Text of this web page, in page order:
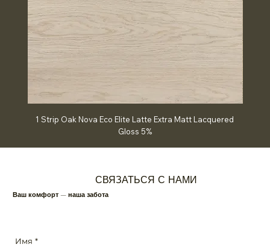
1 Strip Oak Nova Eco Elite Latte Extra Matt Lacquered
Gloss 5%
СВЯЗАТЬСЯ С НАМИ
Ваш комфорт — наша забота
Имя *